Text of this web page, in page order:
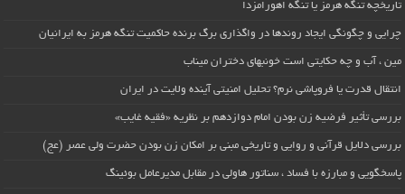
تاریخچه تنگه هرمز یا تنگه اهورامزدا
چرایی و چگونگی ایجاد روندها در واگذاری برگ برنده حاکمیت تنگه هرمز به ایرانیان
مین ، آب و چه حکایتی است خونبهای دختران میناب
انتقال قدرت یا فروپاشی نرم؟ تحلیل امنیتی آینده ولایت در ایران
بررسی تأثیر فرضیه زن بودن امام دوازدهم بر نظریه «فقیه غایب»
بررسی دلایل قرآنی و روایی و تاریخی مبنی بر امکان زن بودن حضرت ولی عصر (عج)
پاسخگویی و مبارزه با فساد ، سناتور هاولی در مقابل مدیرعامل بوئینگ